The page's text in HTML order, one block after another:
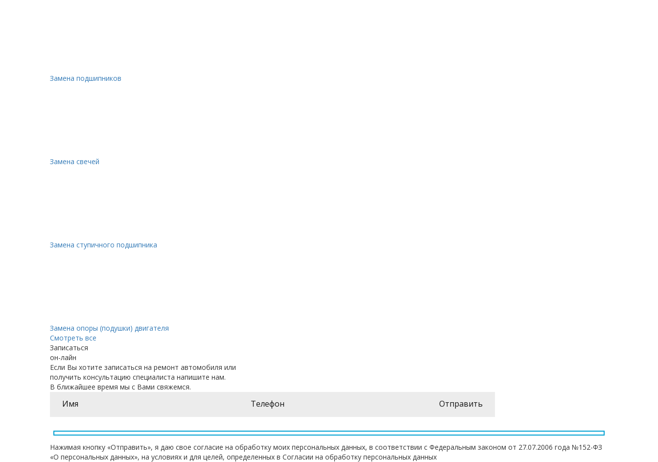
Замена подшипников
Замена свечей
Замена ступичного подшипника
Замена опоры (подушки) двигателя
Смотреть все
Записаться
он-лайн
Если Вы хотите записаться на ремонт автомобиля или
получить консультацию специалиста напишите нам.
В ближайшее время мы с Вами свяжемся.
Нажимая кнопку «Отправить», я даю свое согласие на обработку моих персональных данных, в соответствии с Федеральным законом от 27.07.2006 года №152-ФЗ
«О персональных данных», на условиях и для целей, определенных в Согласии на обработку персональных данных